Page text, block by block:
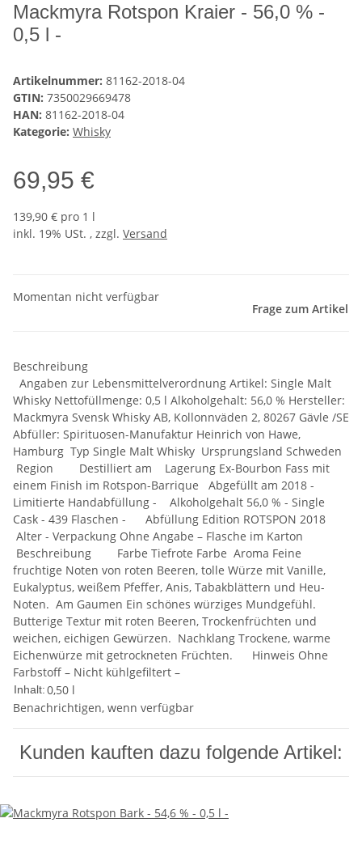
Mackmyra Rotspon Kraier - 56,0 % -
0,5 l -
Artikelnummer: 81162-2018-04
GTIN: 7350029669478
HAN: 81162-2018-04
Kategorie: Whisky
69,95 €
139,90 € pro 1 l
inkl. 19% USt. , zzgl. Versand
Momentan nicht verfügbar
Frage zum Artikel
Beschreibung
Angaben zur Lebensmittelverordnung Artikel: Single Malt
Whisky Nettofüllmenge: 0,5 l Alkoholgehalt: 56,0 % Hersteller:
Mackmyra Svensk Whisky AB, Kollonnväden 2, 80267 Gävle /SE
Abfüller: Spirituosen-Manufaktur Heinrich von Hawe,
Hamburg Typ Single Malt Whisky Ursprungsland Schweden
Region Destilliert am Lagerung Ex-Bourbon Fass mit
einem Finish im Rotspon-Barrique Abgefüllt am 2018 -
Limitierte Handabfüllung - Alkoholgehalt 56,0 % - Single
Cask - 439 Flaschen - Abfüllung Edition ROTSPON 2018
Alter - Verpackung Ohne Angabe – Flasche im Karton
Beschreibung Farbe Tiefrote Farbe Aroma Feine
fruchtige Noten von roten Beeren, tolle Würze mit Vanille,
Eukalyptus, weißem Pfeffer, Anis, Tabakblättern und Heu-
Noten. Am Gaumen Ein schönes würziges Mundgefühl.
Butterige Textur mit roten Beeren, Trockenfrüchten und
weichen, eichigen Gewürzen. Nachklang Trockene, warme
Eichenwürze mit getrockneten Früchten. Hinweis Ohne
Farbstoff – Nicht kühlgefiltert –
Inhalt:0,50 l
Benachrichtigen, wenn verfügbar
Kunden kauften dazu folgende Artikel: